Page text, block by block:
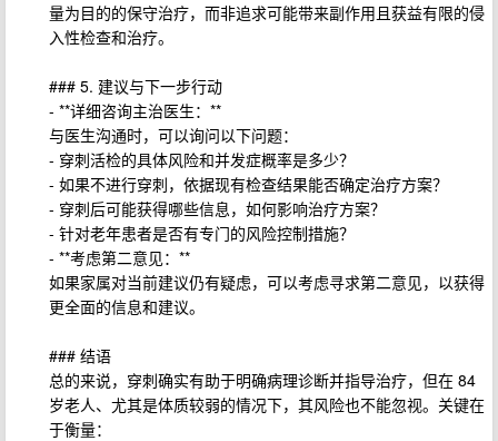
量为目的的保守治疗，而非追求可能带来副作用且获益有限的侵
入性检查和治疗。
### 5. 建议与下一步行动
- **详细咨询主治医生：**
与医生沟通时，可以询问以下问题：
- 穿刺活检的具体风险和并发症概率是多少？
- 如果不进行穿刺，依据现有检查结果能否确定治疗方案？
- 穿刺后可能获得哪些信息，如何影响治疗方案？
- 针对老年患者是否有专门的风险控制措施？
- **考虑第二意见：**
如果家属对当前建议仍有疑虑，可以考虑寻求第二意见，以获得
更全面的信息和建议。
### 结语
总的来说，穿刺确实有助于明确病理诊断并指导治疗，但在 84
岁老人、尤其是体质较弱的情况下，其风险也不能忽视。关键在
于衡量：